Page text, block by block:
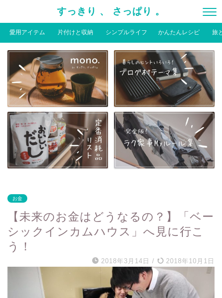
すっきり 、 さっぱり 。
愛用アイテム 片付けと収納 シンプルライフ かんたんレシピ 旅
お金
【未来のお金はどうなるの？】「ベー
シックインカムハウス」へ見に行こ
う！
2018年3月14日 / 2018年10月1日